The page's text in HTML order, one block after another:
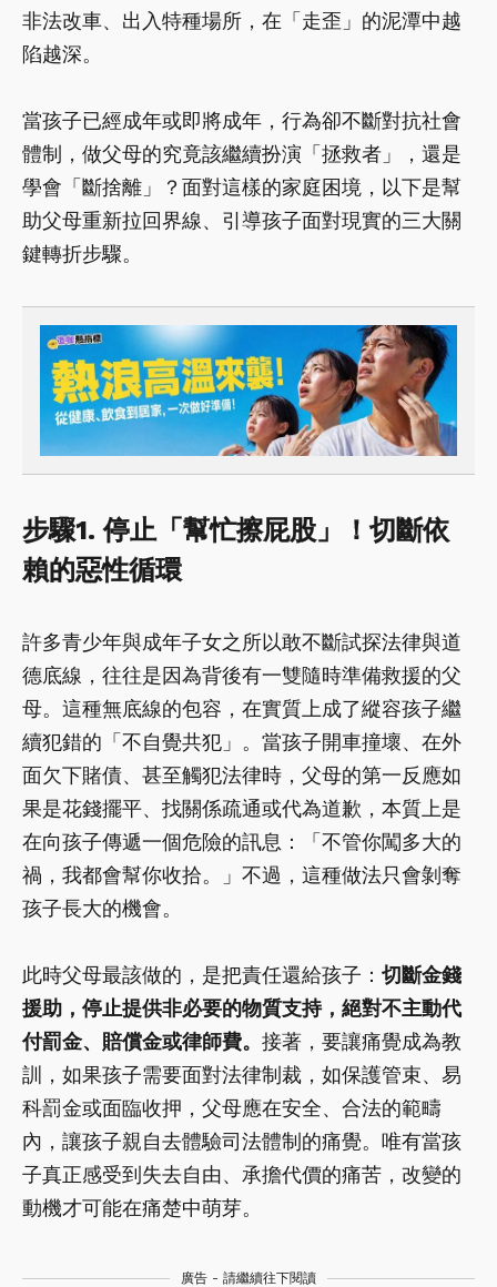
非法改車、出入特種場所，在「走歪」的泥潭中越
陷越深。
當孩子已經成年或即將成年，行為卻不斷對抗社會
體制，做父母的究竟該繼續扮演「拯救者」，還是
學會「斷捨離」？面對這樣的家庭困境，以下是幫
助父母重新拉回界線、引導孩子面對現實的三大關
鍵轉折步驟。
步驟1. 停止「幫忙擦屁股」！切斷依
賴的惡性循環
許多青少年與成年子女之所以敢不斷試探法律與道
德底線，往往是因為背後有一雙隨時準備救援的父
母。這種無底線的包容，在實質上成了縱容孩子繼
續犯錯的「不自覺共犯」。當孩子開車撞壞、在外
面欠下賭債、甚至觸犯法律時，父母的第一反應如
果是花錢擺平、找關係疏通或代為道歉，本質上是
在向孩子傳遞一個危險的訊息：「不管你闖多大的
禍，我都會幫你收拾。」不過，這種做法只會剝奪
孩子長大的機會。
此時父母最該做的，是把責任還給孩子： 切斷金錢
援助，停止提供非必要的物質支持，絕對不主動代
付罰金、賠償金或律師費。 接著，要讓痛覺成為教
訓，如果孩子需要面對法律制裁，如保護管束、易
科罰金或面臨收押，父母應在安全、合法的範疇
內，讓孩子親自去體驗司法體制的痛覺。唯有當孩
子真正感受到失去自由、承擔代價的痛苦，改變的
動機才可能在痛楚中萌芽。
廣告 - 請繼續往下閱讀